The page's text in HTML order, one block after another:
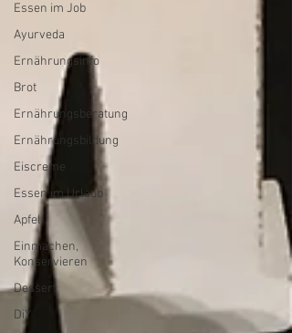
Essen im Job
Ayurveda
Ernährungsinfo
Brot
Ernährungsberatung
Ernährungsbildung
Eiscreme
Essen im Urlaub
Apfel
Einmachen,
Konservieren
Dessert
DiY